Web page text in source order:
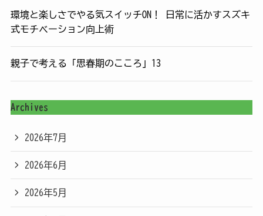
環境と楽しさでやる気スイッチON！ 日常に活かすスズキ
式モチベーション向上術
親子で考える「思春期のこころ」13
Archives
2026年7月
2026年6月
2026年5月